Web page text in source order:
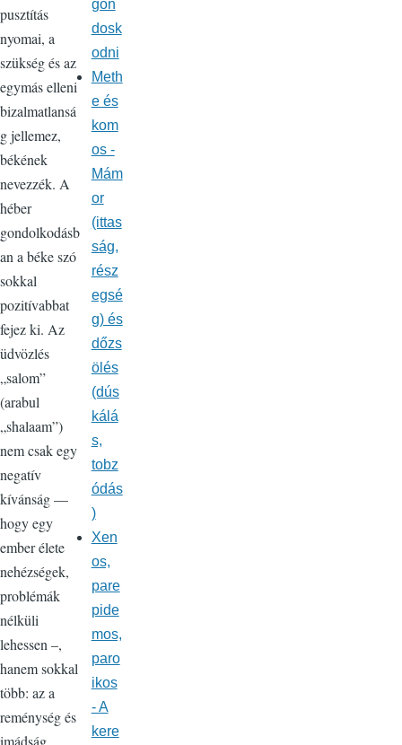
pusztítás
nyomai, a
szükség és az
egymás elleni
bizalmatlansá
g jellemez,
békének
nevezzék. A
héber
gondolkodásb
an a béke szó
sokkal
pozitívabbat
fejez ki. Az
üdvözlés
„salom”
(arabul
„shalaam”)
nem csak egy
negatív
kívánság —
hogy egy
ember élete
nehézségek,
problémák
nélküli
lehessen –,
hanem sokkal
több: az a
reménység és
gon
dosk
odni
Meth
e és
kom
os -
Mám
or
(ittas
ság,
rész
egsé
g) és
dőzs
ölés
(dús
kálá
s,
tobz
ódás
)
Xen
os,
pare
pide
mos,
paro
ikos
- A
kere